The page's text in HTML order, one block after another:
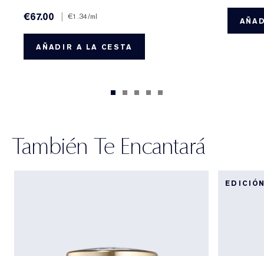
€67.00
| €1.34/ml
AÑADIR A LA CESTA
También Te Encantará